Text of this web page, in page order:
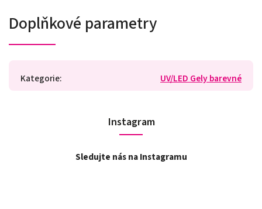
Doplňkové parametry
Kategorie: UV/LED Gely barevné
Instagram
Sledujte nás na Instagramu